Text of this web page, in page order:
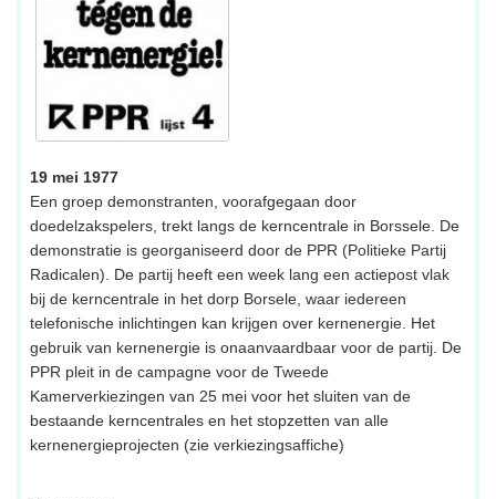
19 mei 1977
Een groep demonstranten, voorafgegaan door
doedelzakspelers, trekt langs de kerncentrale in Borssele. De
demonstratie is georganiseerd door de PPR (Politieke Partij
Radicalen). De partij heeft een week lang een actiepost vlak
bij de kerncentrale in het dorp Borsele, waar iedereen
telefonische inlichtingen kan krijgen over kernenergie. Het
gebruik van kernenergie is onaanvaardbaar voor de partij. De
PPR pleit in de campagne voor de Tweede
Kamerverkiezingen van 25 mei voor het sluiten van de
bestaande kerncentrales en het stopzetten van alle
kernenergieprojecten (zie verkiezingsaffiche)